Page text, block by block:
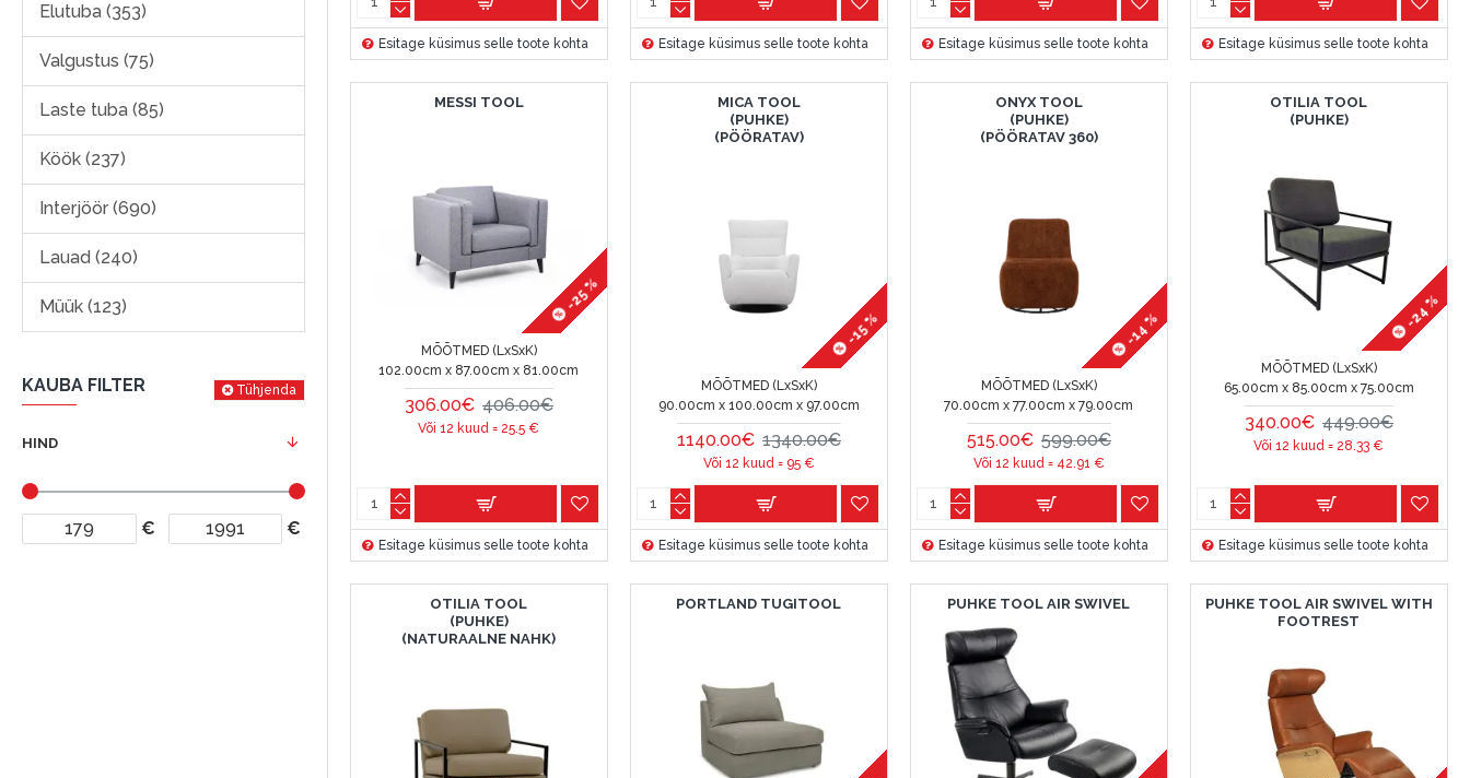
Elutuba (353)
Valgustus (75)
Laste tuba (85)
Köök (237)
Interjöör (690)
Lauad (240)
Müük (123)
KAUBA FILTER Tühjenda
HIND
€ €
Esitage küsimus selle toote kohta Esitage küsimus selle toote kohta Esitage küsimus selle toote kohta Esitage küsimus selle toote kohta
MESSI TOOL
-25 %
MÕÕTMED (LxSxK)
102.00cm x 87.00cm x 81.00cm
306.00€ 406.00€
Või 12 kuud =25.5 €
Esitage küsimus selle toote kohta
MICA TOOL
(PUHKE)
(PÖÖRATAV)
-15 %
MÕÕTMED (LxSxK)
90.00cm x 100.00cm x 97.00cm
1140.00€ 1340.00€
Või 12 kuud = 95€
Esitage küsimus selle toote kohta
ONYX TOOL
(PUHKE)
(PÖÖRATAV 360)
-14 %
MÕÕTMED (LxSxK)
70.00cm x 77.00cm x 79.00cm
515.00€ 599.00€
Või 12 kuud = 42.91 €
Esitage küsimus selle toote kohta
OTILIA TOOL
(PUHKE)
-24 %
MÕÕTMED (LxSxK)
65.00cm x 85.00cm x 75.00cm
340.00€ 449.00€
Või 12 kuud =28.33 €
Esitage küsimus selle toote kohta
OTILIA TOOL
(PUHKE)
(NATURAALNE NAHK)
PORTLAND TUGITOOL PUHKE TOOL AIR SWIVEL
PUHKE TOOL AIR SWIVEL WITH
FOOTREST